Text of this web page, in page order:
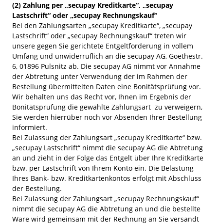
(2) Zahlung per „secupay Kreditkarte“, „secupay
Lastschrift“ oder „secupay Rechnungskauf“
Bei den Zahlungsarten „secupay Kreditkarte“, „secupay
Lastschrift“ oder „secupay Rechnungskauf“ treten wir
unsere gegen Sie gerichtete Entgeltforderung in vollem
Umfang und unwiderruflich an die secupay AG, Goethestr.
6, 01896 Pulsnitz ab. Die secupay AG nimmt vor Annahme
der Abtretung unter Verwendung der im Rahmen der
Bestellung übermittelten Daten eine Bonitätsprüfung vor.
Wir behalten uns das Recht vor, Ihnen im Ergebnis der
Bonitätsprüfung die gewählte Zahlungsart zu verweigern,
Sie werden hierrüber noch vor Absenden Ihrer Bestellung
informiert.
Bei Zulassung der Zahlungsart „secupay Kreditkarte“ bzw.
„secupay Lastschrift“ nimmt die secupay AG die Abtretung
an und zieht in der Folge das Entgelt über Ihre Kreditkarte
bzw. per Lastschrift von Ihrem Konto ein. Die Belastung
Ihres Bank- bzw. Kreditkartenkontos erfolgt mit Abschluss
der Bestellung.
Bei Zulassung der Zahlungsart „secupay Rechnungskauf“
nimmt die secupay AG die Abtretung an und die bestellte
Ware wird gemeinsam mit der Rechnung an Sie versandt